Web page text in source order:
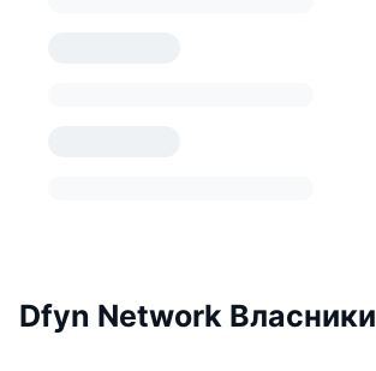
Dfyn Network Власники